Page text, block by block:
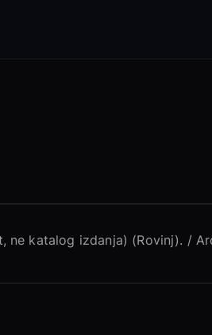
ne katalog izdanja) (Rovinj). /